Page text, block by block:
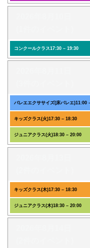
コンクールクラス17:30 – 19:30
バレエエクササイズ(床バレエ)11:00
キッズクラス(火)17:30 – 18:30
ジュニアクラス(火)18:30 – 20:00
キッズクラス(木)17:30 – 18:30
ジュニアクラス(木)18:30 – 20:00